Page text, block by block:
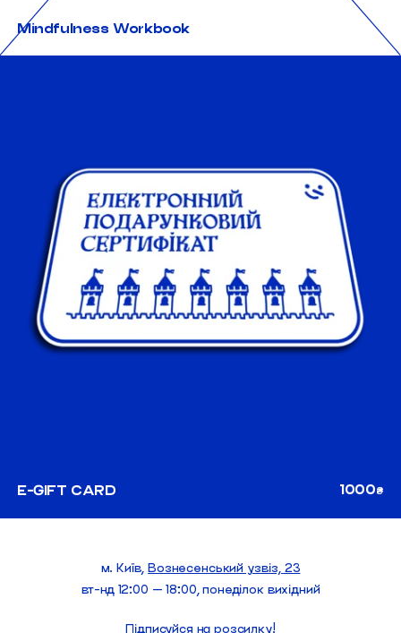
Mindfulness Workbook
E-GIFT CARD 1000₴
Підписуйся на розсилку!
м. Київ, Вознесенський узвіз, 23
вт-нд 12:00 — 18:00, понеділок вихідний